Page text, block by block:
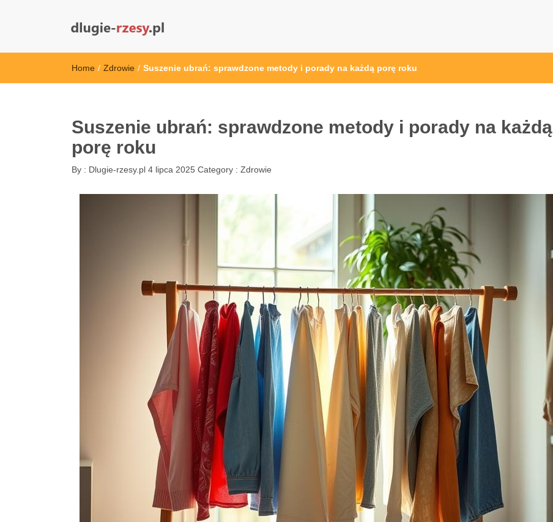
Home / Zdrowie / Suszenie ubrań: sprawdzone metody i porady na każdą porę roku
Suszenie ubrań: sprawdzone metody i porady na każdą
porę roku
By : Dlugie-rzesy.pl 4 lipca 2025 Category : Zdrowie